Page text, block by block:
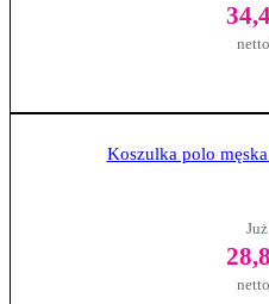
Koszulka polo